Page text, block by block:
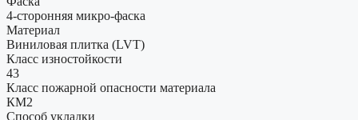
4-сторонняя микро-фаска
Материал
Виниловая плитка (LVT)
Класс изностойкости
43
Класс пожарной опасности материала
КМ2
Способ укладки